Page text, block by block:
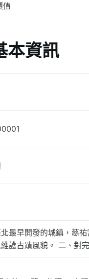
值
本資訊
最早開發的城鎮，慈
護古蹟風貌。 二、對